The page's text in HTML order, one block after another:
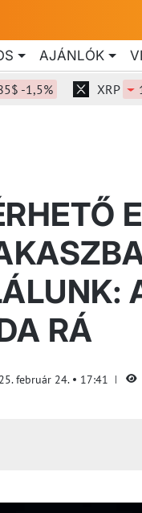
AJÁNLÓK
XRP
RÁ
február 24. 17:41